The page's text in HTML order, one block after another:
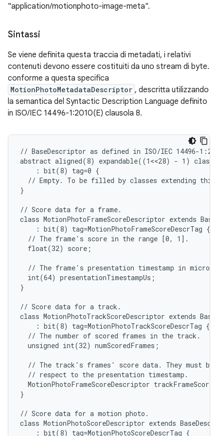
"application/motionphoto-image-meta".
Sintassi
Se viene definita questa traccia di metadati, i relativi
contenuti devono essere costituiti da uno stream di byte.
conforme a questa specifica
MotionPhotoMetadataDescriptor , descritta utilizzando
la semantica del Syntactic Description Language definito
in ISO/IEC 14496-1:2010(E) clausola 8.
// BaseDescriptor as defined in ISO/IEC 14496-
abstract aligned(8) expandable((1<<28) - 1) class
    : bit(8) tag=0 {
// Empty. To be filled by classes extending this
}
// Score data for a frame.
class MotionPhotoFrameScoreDescriptor extends
    : bit(8) tag=MotionPhotoFrameScoreDescrTag {
  // The frame's score in the range [0, 1].
  float(32) score;
// The frame's presentation timestamp in
  int(64) presentationTimestampUs;
}
// Score data for a track.
class MotionPhotoTrackScoreDescriptor extends
    : bit(8) tag=MotionPhotoTrackScoreDescrTag {
  // The number of scored frames in the track.
  unsigned int(32) numScoredFrames;
// The track's frames' score data. They must be
  // respect to the presentation timestamp.
MotionPhotoFrameScoreDescriptor
}
// Score data for a motion photo.
class MotionPhotoScoreDescriptor extends
    : bit(8) tag=MotionPhotoScoreDescrTag {